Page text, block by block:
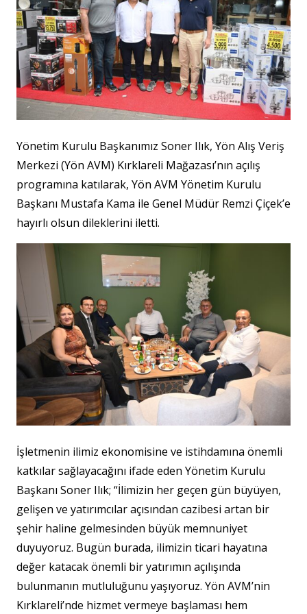
Yönetim Kurulu Başkanımız Soner Ilık, Yön Alış Veriş
Merkezi (Yön AVM) Kırklareli Mağazası’nın açılış
programına katılarak, Yön AVM Yönetim Kurulu
Başkanı Mustafa Kama ile Genel Müdür Remzi Çiçek’e
hayırlı olsun dileklerini iletti.
İşletmenin ilimiz ekonomisine ve istihdamına önemli
katkılar sağlayacağını ifade eden Yönetim Kurulu
Başkanı Soner Ilık; “İlimizin her geçen gün büyüyen,
gelişen ve yatırımcılar açısından cazibesi artan bir
şehir haline gelmesinden büyük memnuniyet
duyuyoruz. Bugün burada, ilimizin ticari hayatına
değer katacak önemli bir yatırımın açılışında
bulunmanın mutluluğunu yaşıyoruz. Yön AVM’nin
Kırklareli’nde hizmet vermeye başlaması hem